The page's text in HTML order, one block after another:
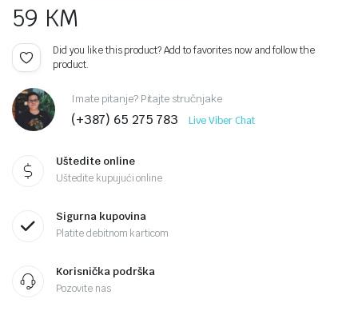
59 KM
Did you like this product? Add to favorites now and follow the
product.
Imate pitanje? Pitajte stručnjake
(+387) 65 275 783 Live Viber Chat
Uštedite online
Uštedite kupujući online
Sigurna kupovina
Platite debitnom karticom
Korisnička podrška
Pozovite nas